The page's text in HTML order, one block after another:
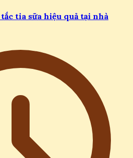
tia sữa hiệu quả tại nhà